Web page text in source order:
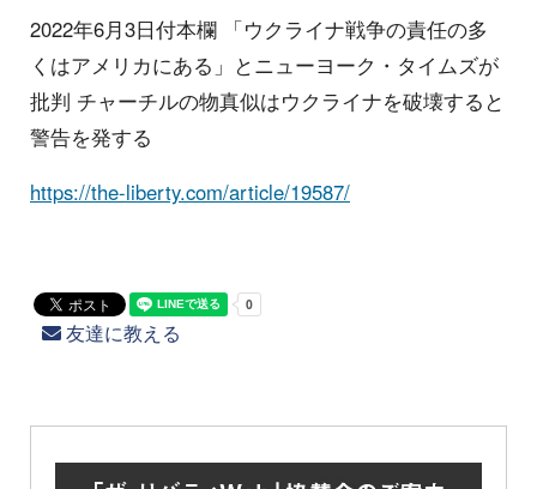
2022年6月3日付本欄 「ウクライナ戦争の責任の多
くはアメリカにある」とニューヨーク・タイムズが
批判 チャーチルの物真似はウクライナを破壊すると
警告を発する
https://the-liberty.com/article/19587/
友達に教える